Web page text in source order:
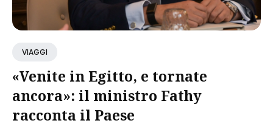
VIAGGI
«Venite in Egitto, e tornate
ancora»: il ministro Fathy
racconta il Paese